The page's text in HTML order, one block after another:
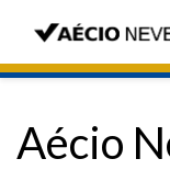
Aécio